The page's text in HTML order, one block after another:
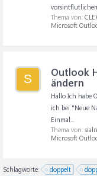
Thema von:
Microsoft
S
Outlook
ändern
Hallo Ich habe
ich bei "Neue
Einmal...
Thema von:
Microsoft
Schlagworte: doppelt